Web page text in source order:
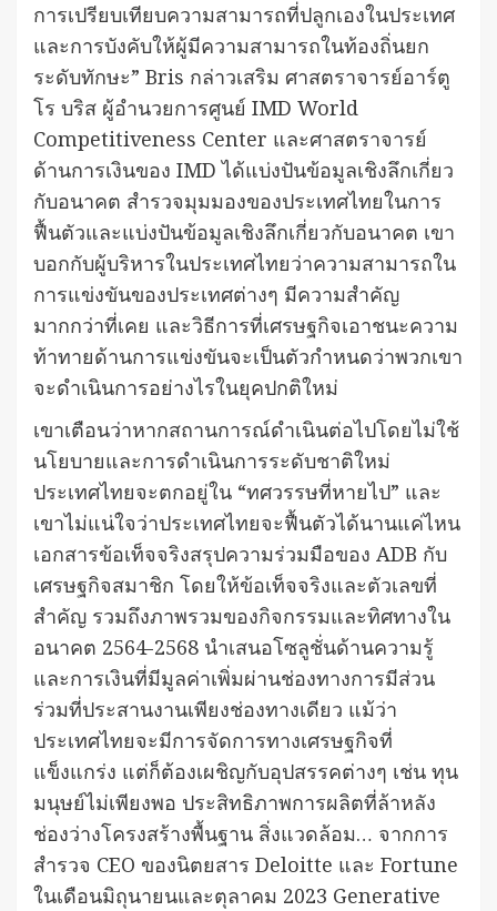
การเปรียบเทียบความสามารถที่ปลูกเองในประเทศ
และการบังคับให้ผู้มีความสามารถในท้องถิ่นยก
ระดับทักษะ” Bris กล่าวเสริม ศาสตราจารย์อาร์ตู
โร บริส ผู้อำนวยการศูนย์ IMD World
Competitiveness Center และศาสตราจารย์
ด้านการเงินของ IMD ได้แบ่งปันข้อมูลเชิงลึกเกี่ยว
กับอนาคต สำรวจมุมมองของประเทศไทยในการ
ฟื้นตัวและแบ่งปันข้อมูลเชิงลึกเกี่ยวกับอนาคต เขา
บอกกับผู้บริหารในประเทศไทยว่าความสามารถใน
การแข่งขันของประเทศต่างๆ มีความสำคัญ
มากกว่าที่เคย และวิธีการที่เศรษฐกิจเอาชนะความ
ท้าทายด้านการแข่งขันจะเป็นตัวกำหนดว่าพวกเขา
จะดำเนินการอย่างไรในยุคปกติใหม่
เขาเตือนว่าหากสถานการณ์ดำเนินต่อไปโดยไม่ใช้
นโยบายและการดำเนินการระดับชาติใหม่
ประเทศไทยจะตกอยู่ใน “ทศวรรษที่หายไป” และ
เขาไม่แน่ใจว่าประเทศไทยจะฟื้นตัวได้นานแค่ไหน
เอกสารข้อเท็จจริงสรุปความร่วมมือของ ADB กับ
เศรษฐกิจสมาชิก โดยให้ข้อเท็จจริงและตัวเลขที่
สำคัญ รวมถึงภาพรวมของกิจกรรมและทิศทางใน
อนาคต 2564-2568 นำเสนอโซลูชั่นด้านความรู้
และการเงินที่มีมูลค่าเพิ่มผ่านช่องทางการมีส่วน
ร่วมที่ประสานงานเพียงช่องทางเดียว แม้ว่า
ประเทศไทยจะมีการจัดการทางเศรษฐกิจที่
แข็งแกร่ง แต่ก็ต้องเผชิญกับอุปสรรคต่างๆ เช่น ทุน
มนุษย์ไม่เพียงพอ ประสิทธิภาพการผลิตที่ล้าหลัง
ช่องว่างโครงสร้างพื้นฐาน สิ่งแวดล้อม… จากการ
สำรวจ CEO ของนิตยสาร Deloitte และ Fortune
ในเดือนมิถุนายนและตุลาคม 2023 Generative